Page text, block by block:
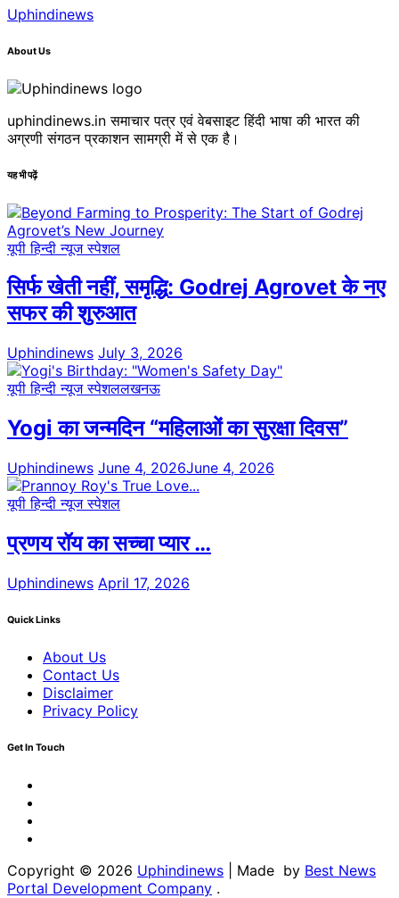
Uphindinews
About Us
uphindinews.in समाचार पत्र एवं वेबसाइट हिंदी भाषा की भारत की
अग्रणी संगठन प्रकाशन सामग्री में से एक है।
यह भी पढ़ें
यूपी हिन्दी न्यूज स्पेशल
सिर्फ खेती नहीं, समृद्धि: Godrej Agrovet के नए
सफर की शुरुआत
Uphindinews July 3, 2026
यूपी हिन्दी न्यूज स्पेशललखनऊ
Yogi का जन्मदिन “महिलाओं का सुरक्षा दिवस”
Uphindinews June 4, 2026June 4, 2026
यूपी हिन्दी न्यूज स्पेशल
प्रणय रॉय का सच्चा प्यार …
Uphindinews April 17, 2026
Quick Links
About Us
Contact Us
Disclaimer
Privacy Policy
Get In Touch
Copyright © 2026 Uphindinews | Made by Best News
Portal Development Company .